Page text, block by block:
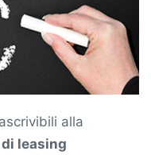
alla
leasing